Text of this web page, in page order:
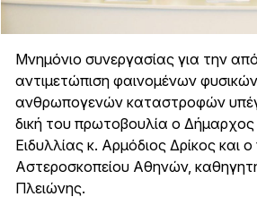
Μνημόνιο συνεργασίας για την
αντιμετώπιση φαινομένων
ανθρωπογενών καταστροφών
δική του πρωτοβουλία ο
Ειδυλλίας κ. Αρμόδιος Δρίκος και
Αστεροσκοπείου Αθηνών,
Πλειώνης.